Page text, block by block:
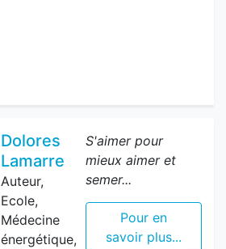
Dolores
Lamarre
Auteur,
Ecole,
Médecine
énergétique,
S'aimer pour
mieux aimer et
semer...
Pour en
savoir plus...